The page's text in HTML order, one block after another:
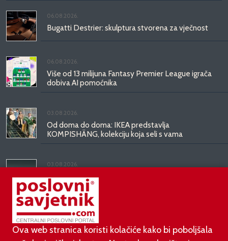
06.08.2026.
Bugatti Destrier: skulptura stvorena za vječnost
06.08.2026.
Više od 13 milijuna Fantasy Premier League igrača
dobiva AI pomoćnika
03.08.2026.
Od doma do doma: IKEA predstavlja
KOMPISHÄNG, kolekciju koja seli s vama
03.08.2026.
Kineski BYD predstavio luksuznu limuzinu veću od
Mercedesove S-klase, obećava domet do 1.000
kilometara
Ova web stranica koristi kolačiće kako bi poboljšala